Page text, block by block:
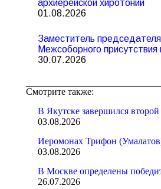
архиерейской хиротонии
01.08.2026
Заместитель
Межсоборного
30.07.2026
Смотрите также:
В Якутске завершился
03.08.2026
Иеромонах Трифон
03.08.2026
В Москве определены
26.07.2026